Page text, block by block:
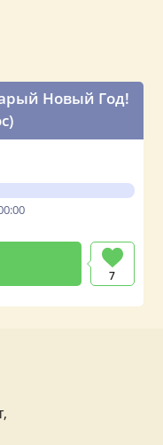
Новый Год!
7